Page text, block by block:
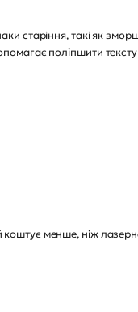
старіння, такі як
поліпшити
менше, ніж